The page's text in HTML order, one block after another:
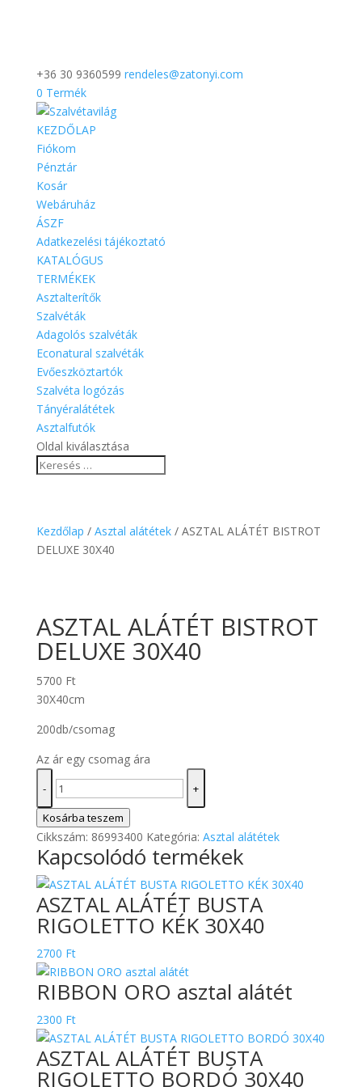
+36 30 9360599 rendeles@zatonyi.com
0 Termék
KEZDŐLAP
Fiókom
Pénztár
Kosár
Webáruház
ÁSZF
Adatkezelési tájékoztató
KATALÓGUS
TERMÉKEK
Asztalterítők
Szalvéták
Adagolós szalvéták
Econatural szalvéták
Evőeszköztartók
Szalvéta logózás
Tányéralátétek
Asztalfutók
Oldal kiválasztása
Kezdőlap / Asztal alátétek/ ASZTAL ALÁTÉT BISTROT
DELUXE 30X40
ASZTAL ALÁTÉT BISTROT
DELUXE 30X40
5700 Ft
30X40cm
200db/csomag
Az ár egy csomag ára
-
ASZTAL
ALÁTÉT
BISTROT
DELUXE
30X40
mennyiség
+
Kosárba teszem
Cikkszám: 86993400 Kategória: Asztal alátétek
Kapcsolódó termékek
ASZTAL ALÁTÉT BUSTA
RIGOLETTO KÉK 30X40
2700 Ft
RIBBON ORO asztal alátét
2300 Ft
ASZTAL ALÁTÉT BUSTA
RIGOLETTO BORDÓ 30X40